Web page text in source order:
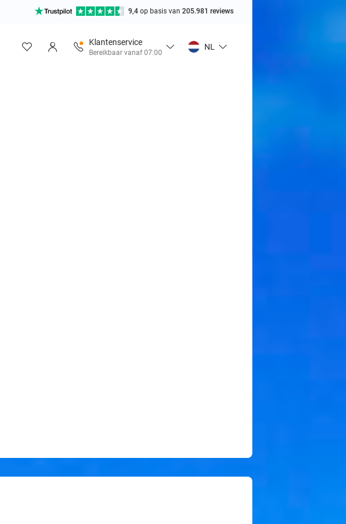
9,4 op basis van 205.981 reviews
Klantenservice
Bereikbaar vanaf 07:00
NL